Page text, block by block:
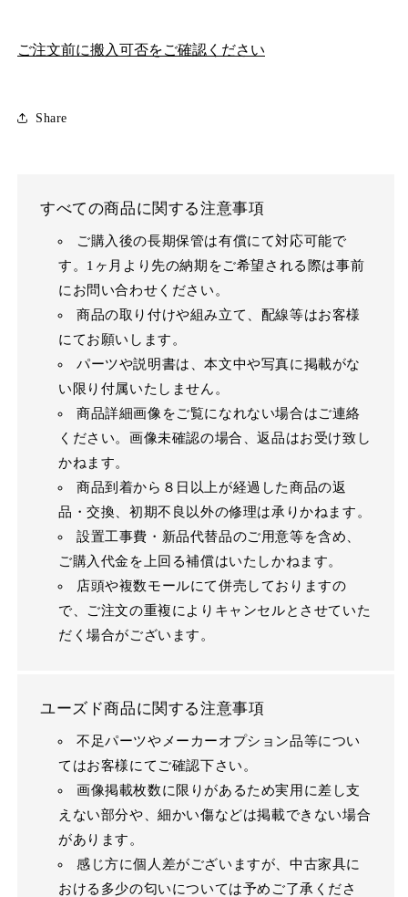
ご注文前に搬入可否をご確認ください
Share
すべての商品に関する注意事項
ご購入後の長期保管は有償にて対応可能で
す。1ヶ月より先の納期をご希望される際は事前
にお問い合わせください。
商品の取り付けや組み立て、配線等はお客様
にてお願いします。
パーツや説明書は、本文中や写真に掲載がな
い限り付属いたしません。
商品詳細画像をご覧になれない場合はご連絡
ください。画像未確認の場合、返品はお受け致し
かねます。
商品到着から８日以上が経過した商品の返
品・交換、初期不良以外の修理は承りかねます。
設置工事費・新品代替品のご用意等を含め、
ご購入代金を上回る補償はいたしかねます。
店頭や複数モールにて併売しておりますの
で、ご注文の重複によりキャンセルとさせていた
だく場合がございます。
ユーズド商品に関する注意事項
不足パーツやメーカーオプション品等につい
てはお客様にてご確認下さい。
画像掲載枚数に限りがあるため実用に差し支
えない部分や、細かい傷などは掲載できない場合
があります。
感じ方に個人差がございますが、中古家具に
おける多少の匂いについては予めご了承くださ